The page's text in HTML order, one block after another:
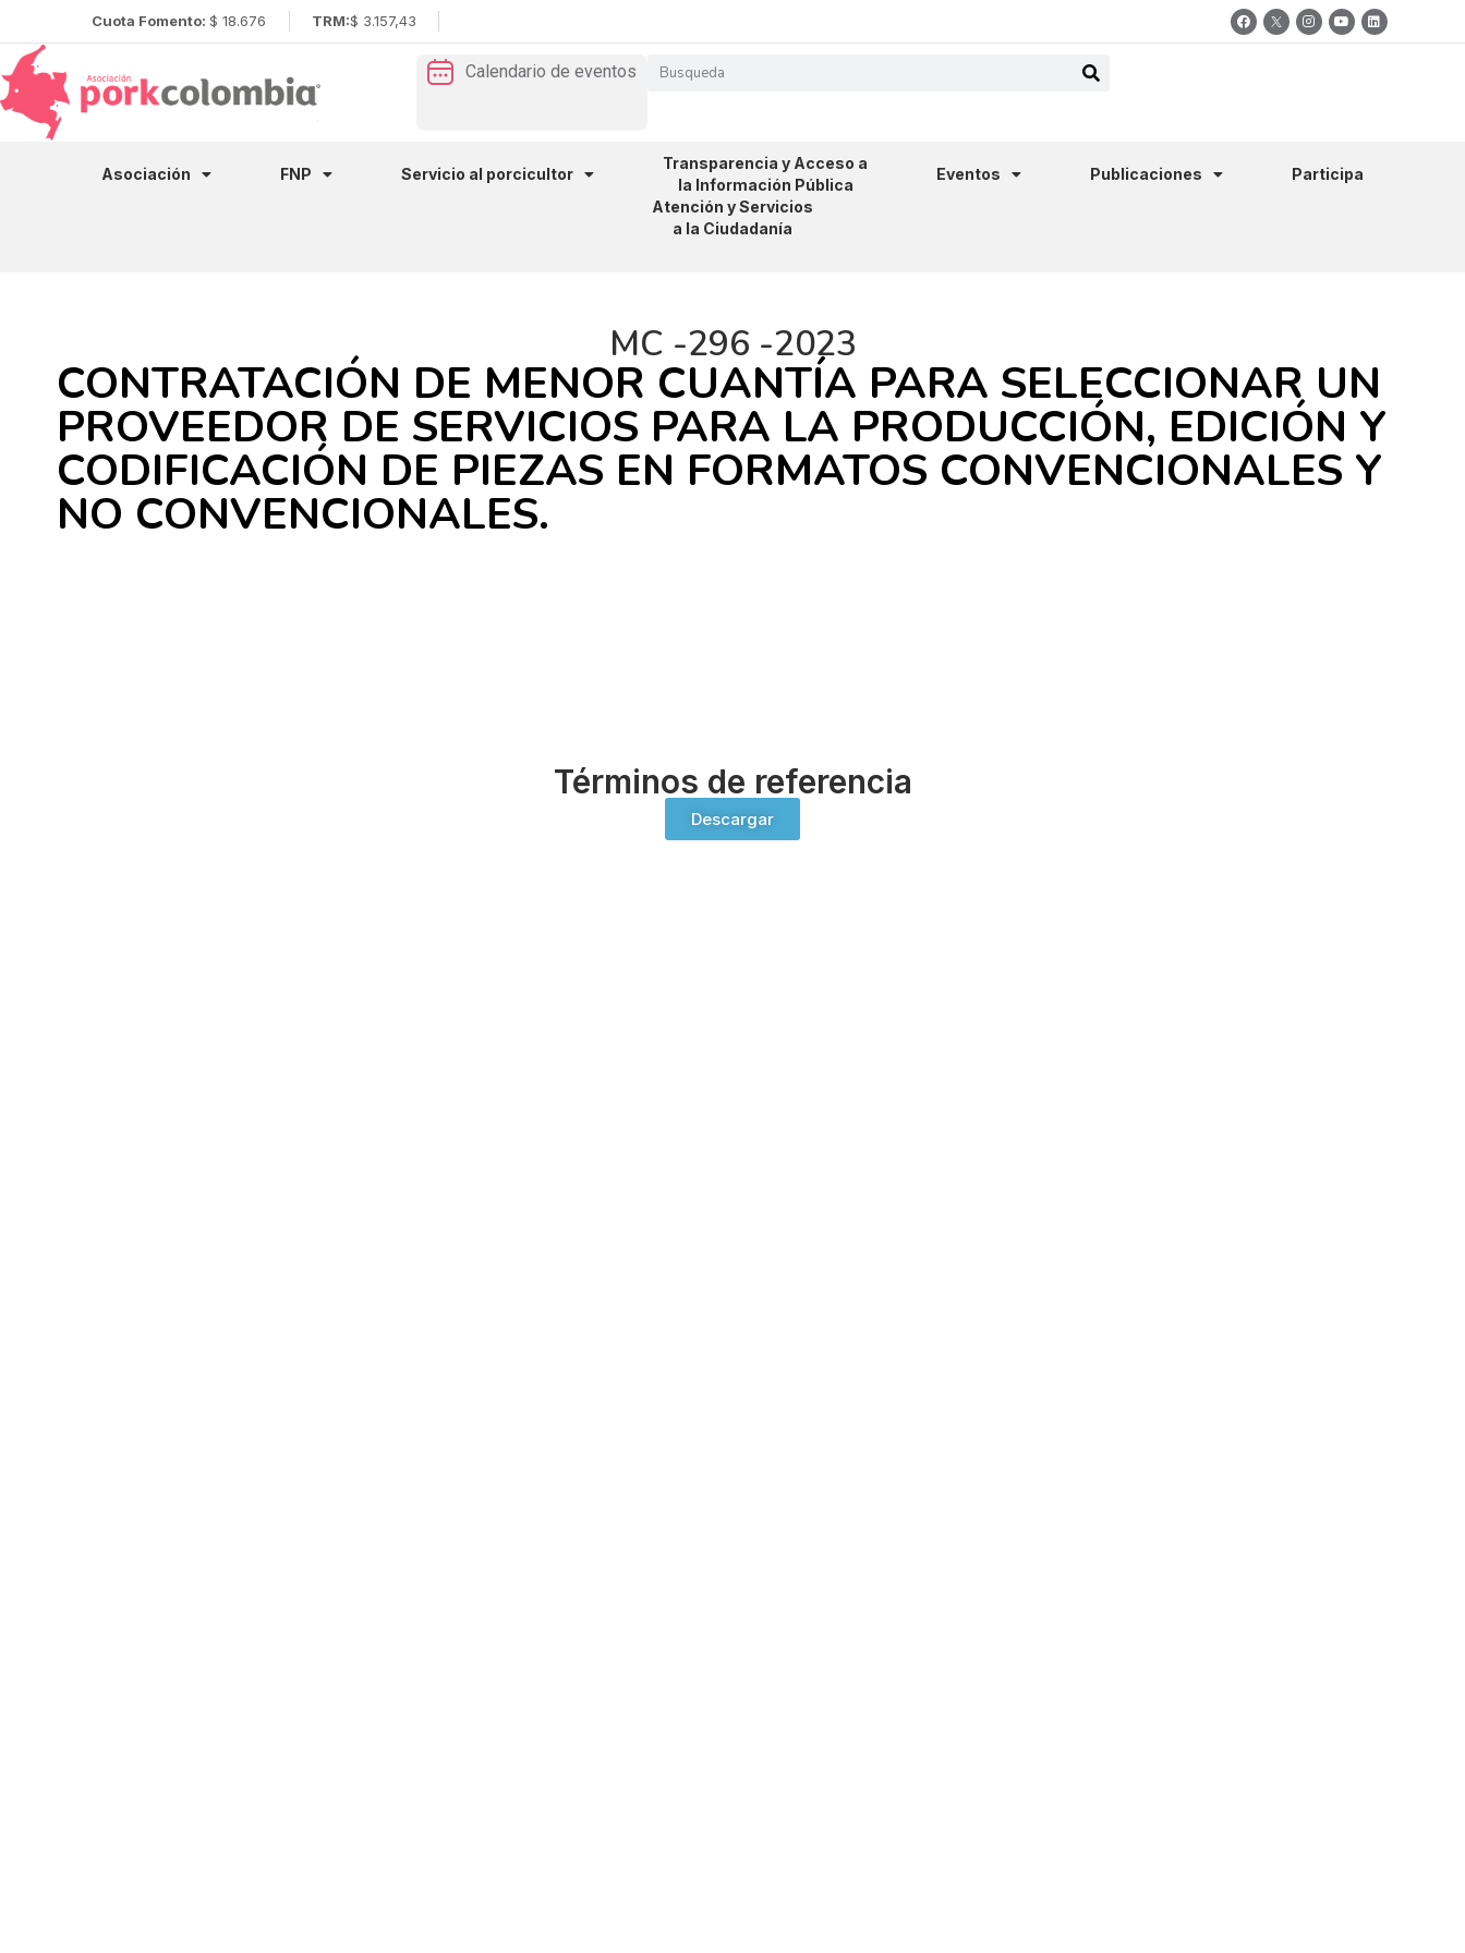
Cuota Fomento: $ 18.676 TRM:$ 3.157,43
Calendario de eventos
Asociación FNP Servicio al porcicultor
Transparencia y Acceso a
la Información Pública
Eventos Publicaciones
Participa
Atención y Servicios
a la Ciudadanía
MC -296 -2023
CONTRATACIÓN DE MENOR CUANTÍA PARA SELECCIONAR UN
PROVEEDOR DE SERVICIOS PARA LA PRODUCCIÓN, EDICIÓN Y
CODIFICACIÓN DE PIEZAS EN FORMATOS CONVENCIONALES Y
NO CONVENCIONALES.
Términos de referencia
Descargar